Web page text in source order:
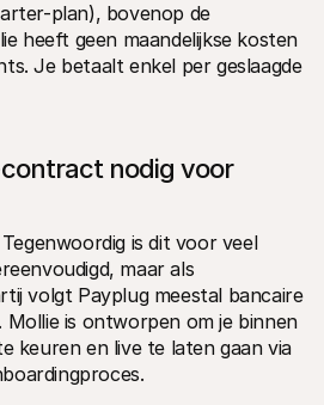
plan), bovenop de
heeft geen maandelijkse kosten
Je betaalt enkel per geslaagde
nodig voor
is dit voor veel
maar als
volgt Payplug meestal bancaire
Mollie is ontworpen om je binnen
keuren en live te laten gaan via